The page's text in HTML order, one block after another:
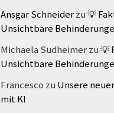
Ansgar Schneiderzu💡
Unsichtbare
Michaela Sudheimerzu💡
Unsichtbare
Francesco zu Unsere
mit KI